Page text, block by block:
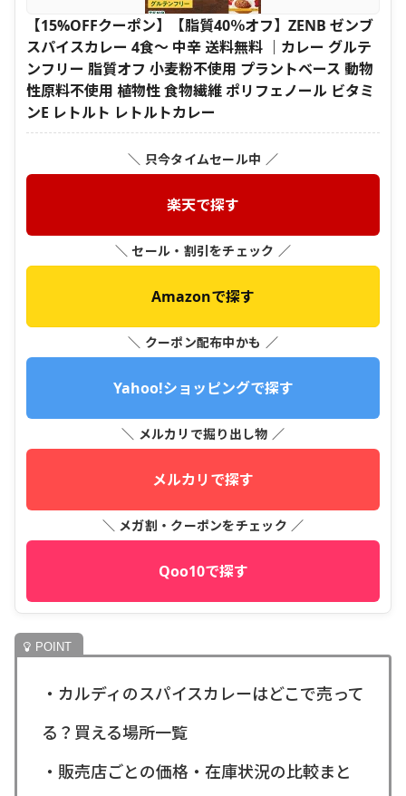
【15%OFFクーポン】【脂質40％オフ】ZENB ゼンブ
スパイスカレー 4食～ 中辛 送料無料 ｜カレー グルテ
ンフリー 脂質オフ 小麦粉不使用 プラントベース 動物
性原料不使用 植物性 食物繊維 ポリフェノール ビタミ
ンE レトルト レトルトカレー
＼ 只今タイムセール中 ／
楽天で探す
＼ セール・割引をチェック ／
Amazonで探す
＼ クーポン配布中かも ／
Yahoo!ショッピングで探す
＼ メルカリで掘り出し物 ／
メルカリで探す
＼ メガ割・クーポンをチェック ／
Qoo10で探す
・カルディのスパイスカレーはどこで売って
る？買える場所一覧
・販売店ごとの価格・在庫状況の比較まと